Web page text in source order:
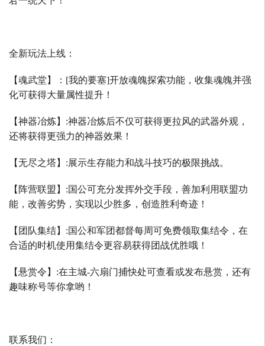
全新玩法上线：
【魂武堂】： [我的要塞]开放魂魄探索功能，收集魂魄并强
化可获得大量属性提升！
【神器冶炼】 :神器冶炼后不仅可获得更拉风的武器外观，
还将获得更强力的神器效果！
【无尽之塔】 :展示生存能力和战斗技巧的极限挑战。
【阵营联盟】 :国公可充分发挥外交手段，善加利用联盟功
能，改善劣势，实现以少胜多，创造胜利奇迹！
【团队集结】 :国公和军团都督每周可免费领取集结令，在
合适的时机使用集结令更容易获得团战优胜哦！
【悬赏令】 :在主城-六扇门捕快处可查看或发布悬赏，还有
趣味称号等你拿哟！
联系我们：